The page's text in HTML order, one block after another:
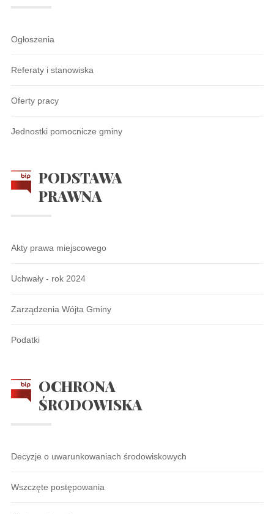
Ogłoszenia
Referaty i stanowiska
Oferty pracy
Jednostki pomocnicze gminy
PODSTAWA
PRAWNA
Akty prawa miejscowego
Uchwały - rok 2024
Zarządzenia Wójta Gminy
Podatki
OCHRONA
ŚRODOWISKA
Decyzje o uwarunkowaniach środowiskowych
Wszczęte postępowania